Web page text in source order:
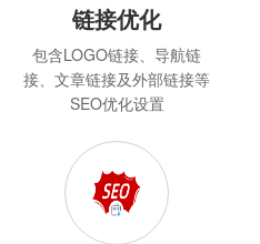
链接优化
包含LOGO链接、导航链
接、文章链接及外部链接等
SEO优化设置